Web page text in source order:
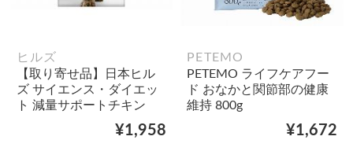
ヒルズ
【取り寄せ品】日本ヒル
ズ サイエンス・ダイエッ
ト 減量サポートチキン
¥1,958
PETEMO
PETEMO ライフケアフー
ド おなかと関節部の健康
維持 800g
¥1,672